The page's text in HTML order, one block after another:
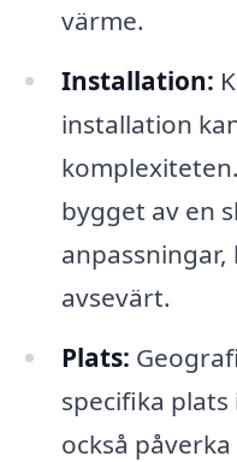
värme.
Installation:
installation
bygget av en
avsevärt.
Plats:
specifika
också